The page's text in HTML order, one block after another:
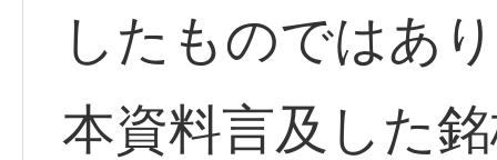
したものではあ
本資料言及した